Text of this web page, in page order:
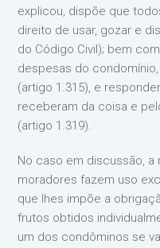
explicou, dispõe que
direito de usar, gozar e
do Código Civil); bem
despesas do
(artigo 1.315), e
receberam da coisa e
(artigo 1.319).
No caso em discussão,
moradores fazem uso
que lhes impõe a
frutos obtidos
um dos condôminos se